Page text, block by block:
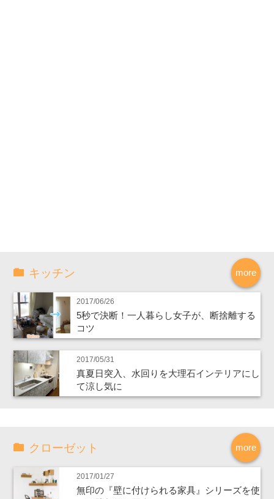
more
キッチン
2017/06/26
5秒で決断！一人暮らし女子が、断捨離する
コツ
2017/05/31
真夏日突入、水回りを大理石インテリアにし
て涼し気に
more
クローゼット
2017/01/27
無印の『壁に付けられる家具』シリーズを使